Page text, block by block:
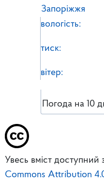
Запоріжжя
вологість:
тиск:
вітер:
Погода на 10
Увесь вміст доступний
Commons Attribution